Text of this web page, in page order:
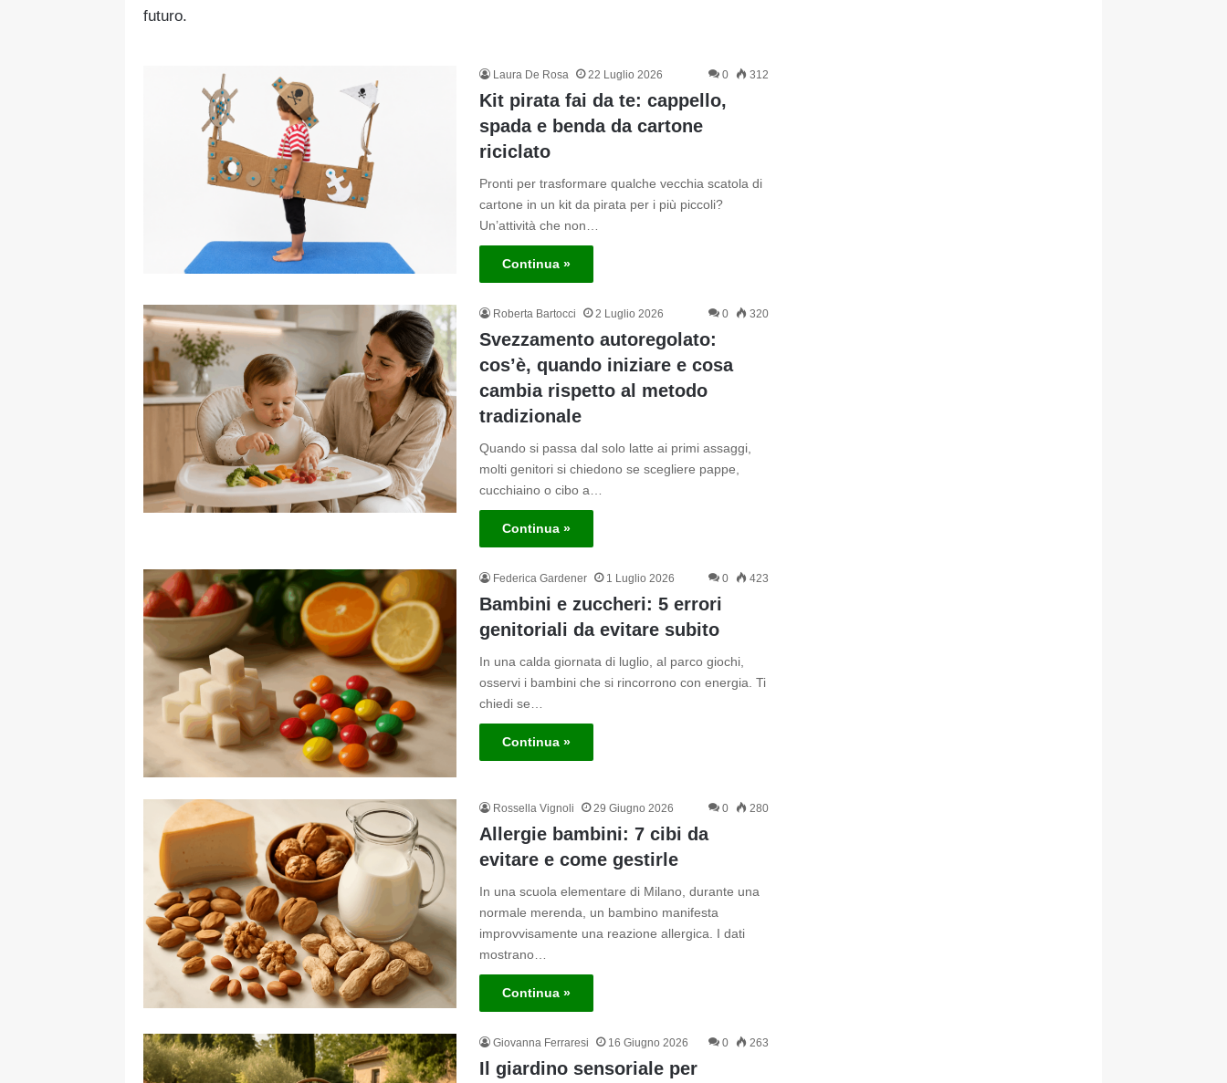
futuro.
Laura De Rosa 22 Luglio 2026 0 312
Kit pirata fai da te: cappello,
spada e benda da cartone
riciclato
Pronti per trasformare qualche vecchia scatola di
cartone in un kit da pirata per i più piccoli?
Un’attività che non…
Continua »
Roberta Bartocci 2 Luglio 2026 0 320
Svezzamento autoregolato:
cos’è, quando iniziare e cosa
cambia rispetto al metodo
tradizionale
Quando si passa dal solo latte ai primi assaggi,
molti genitori si chiedono se scegliere pappe,
cucchiaino o cibo a…
Continua »
Federica Gardener 1 Luglio 2026 0 423
Bambini e zuccheri: 5 errori
genitoriali da evitare subito
In una calda giornata di luglio, al parco giochi,
osservi i bambini che si rincorrono con energia. Ti
chiedi se…
Continua »
Rossella Vignoli 29 Giugno 2026 0 280
Allergie bambini: 7 cibi da
evitare e come gestirle
In una scuola elementare di Milano, durante una
normale merenda, un bambino manifesta
improvvisamente una reazione allergica. I dati
mostrano…
Continua »
Giovanna Ferraresi 16 Giugno 2026 0 263
Il giardino sensoriale per